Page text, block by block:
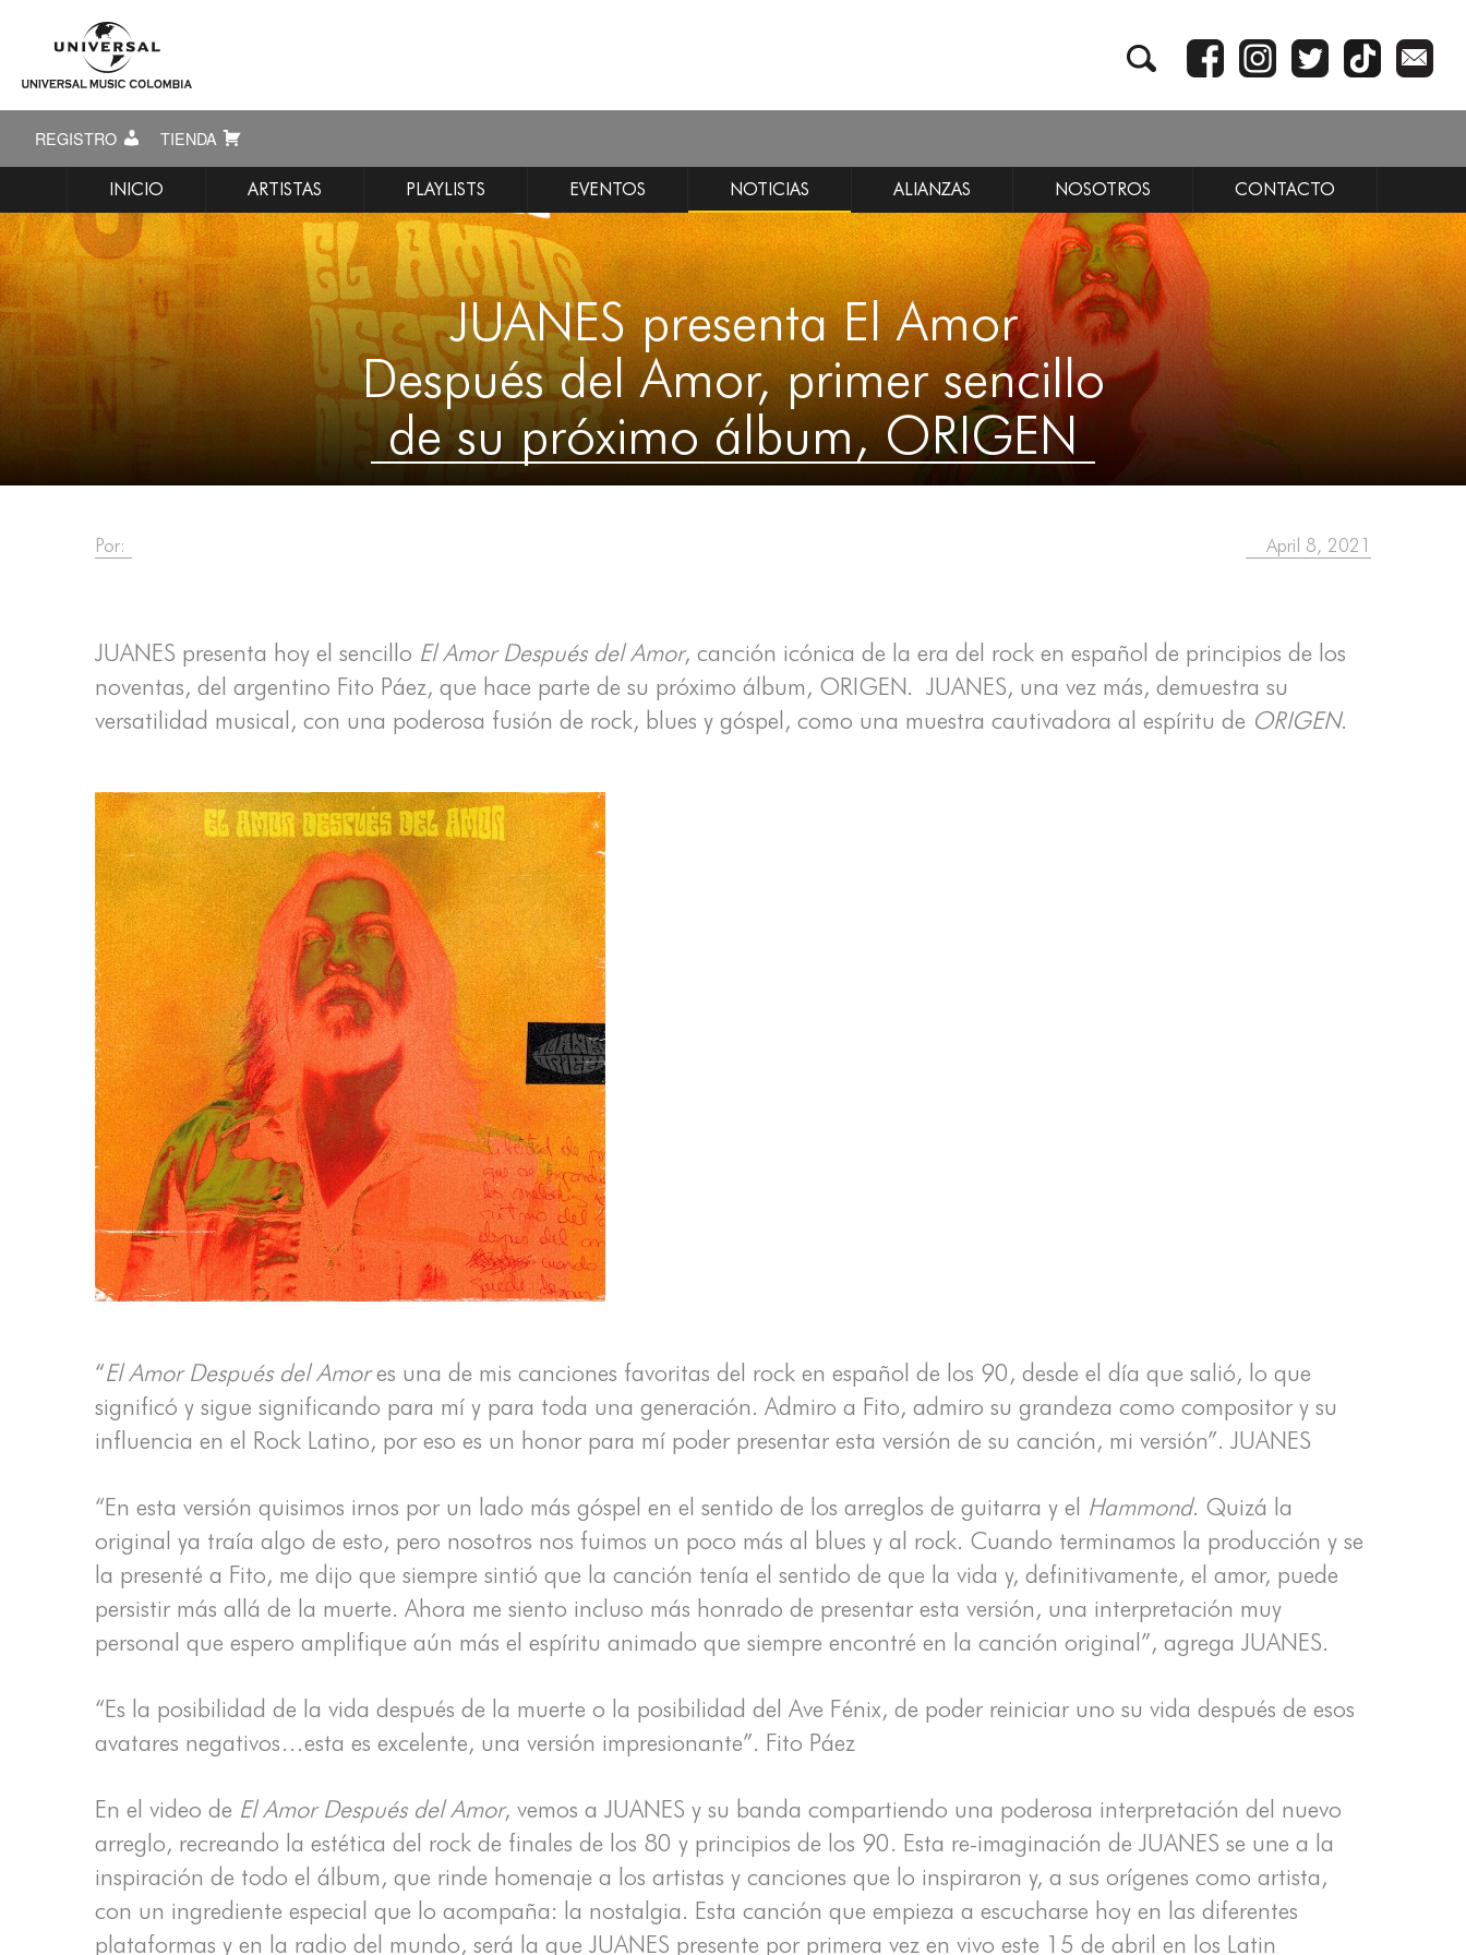
REGISTRO TIENDA
INICIO ARTISTAS PLAYLISTS EVENTOS NOTICIAS ALIANZAS NOSOTROS CONTACTO
JUANES presenta El Amor
Después del Amor, primer sencillo
de su próximo álbum, ORIGEN
Por: April 8, 2021
JUANES presenta hoy el sencillo El Amor Después del Amor, canción icónica de la era del rock en español de principios de los
noventas, del argentino Fito Páez, que hace parte de su próximo álbum, ORIGEN. JUANES, una vez más, demuestra su
versatilidad musical, con una poderosa fusión de rock, blues y góspel, como una muestra cautivadora al espíritu de ORIGEN.
“El Amor Después del Amores una de mis canciones favoritas del rock en español de los 90, desde el día que salió, lo que
significó y sigue significando para mí y para toda una generación. Admiro a Fito, admiro su grandeza como compositor y su
influencia en el Rock Latino, por eso es un honor para mí poder presentar esta versión de su canción, mi versión”. JUANES
“En esta versión quisimos irnos por un lado más góspel en el sentido de los arreglos de guitarra y el Hammond. Quizá la
original ya traía algo de esto, pero nosotros nos fuimos un poco más al blues y al rock. Cuando terminamos la producción y se
la presenté a Fito, me dijo que siempre sintió que la canción tenía el sentido de que la vida y, definitivamente, el amor, puede
persistir más allá de la muerte. Ahora me siento incluso más honrado de presentar esta versión, una interpretación muy
personal que espero amplifique aún más el espíritu animado que siempre encontré en la canción original”, agrega JUANES.
“Es la posibilidad de la vida después de la muerte o la posibilidad del Ave Fénix, de poder reiniciar uno su vida después de esos
avatares negativos…esta es excelente, una versión impresionante”. Fito Páez
En el video de El Amor Después del Amor, vemos a JUANES y su banda compartiendo una poderosa interpretación del nuevo
arreglo, recreando la estética del rock de finales de los 80 y principios de los 90. Esta re-imaginación de JUANES se une a la
inspiración de todo el álbum, que rinde homenaje a los artistas y canciones que lo inspiraron y, a sus orígenes como artista,
con un ingrediente especial que lo acompaña: la nostalgia. Esta canción que empieza a escucharse hoy en las diferentes
plataformas y en la radio del mundo, será la que JUANES presente por primera vez en vivo este 15 de abril en los Latin